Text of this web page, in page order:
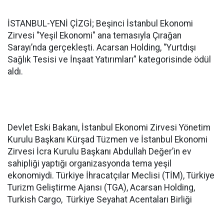
İSTANBUL-YENİ ÇİZGİ; Beşinci İstanbul Ekonomi
Zirvesi "Yeşil Ekonomi" ana temasıyla Çırağan
Sarayı’nda gerçekleşti. Acarsan Holding, “Yurtdışı
Sağlık Tesisi ve İnşaat Yatırımları” kategorisinde ödül
aldı.
Devlet Eski Bakanı, İstanbul Ekonomi Zirvesi Yönetim
Kurulu Başkanı Kürşad Tüzmen ve İstanbul Ekonomi
Zirvesi İcra Kurulu Başkanı Abdullah Değer’in ev
sahipliği yaptığı organizasyonda tema yeşil
ekonomiydi. Türkiye İhracatçılar Meclisi (TİM), Türkiye
Turizm Geliştirme Ajansı (TGA), Acarsan Holding,
Turkish Cargo, Türkiye Seyahat Acentaları Birliği